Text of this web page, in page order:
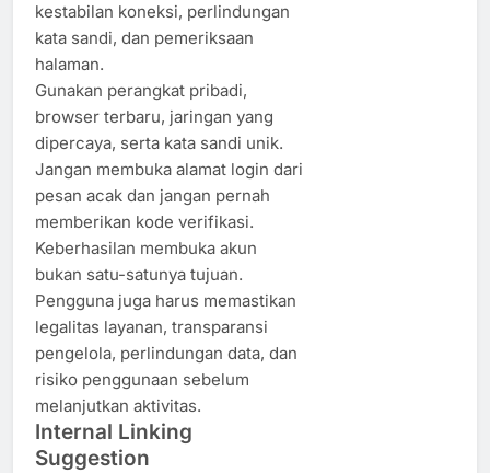
kestabilan koneksi, perlindungan
kata sandi, dan pemeriksaan
halaman.
Gunakan perangkat pribadi,
browser terbaru, jaringan yang
dipercaya, serta kata sandi unik.
Jangan membuka alamat login dari
pesan acak dan jangan pernah
memberikan kode verifikasi.
Keberhasilan membuka akun
bukan satu-satunya tujuan.
Pengguna juga harus memastikan
legalitas layanan, transparansi
pengelola, perlindungan data, dan
risiko penggunaan sebelum
melanjutkan aktivitas.
Internal Linking
Suggestion